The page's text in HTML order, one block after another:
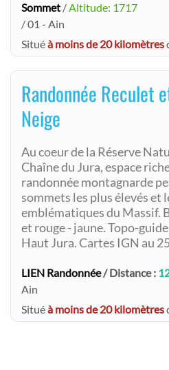
Sommet /Altitude: 1717
/ 01 - Ain
Situéà moins de 20 kilomètres
Randonnée Reculet
Neige
Au coeur de la Réserve
Chaîne du Jura, espace
randonnée montagnarde
sommets les plus élevés et
emblématiques du Massif.
et rouge - jaune. Topo-
Haut Jura. Cartes IGN au
LIEN Randonnée/ Distance :
Ain
Situéà moins de 20 kilomètres